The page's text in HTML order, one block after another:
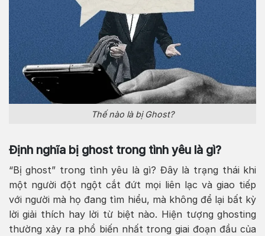
Thế nào là bị Ghost?
Định nghĩa bị ghost trong tình yêu là gì?
“Bị ghost” trong tình yêu là gì? Đây là trạng thái khi
một người đột ngột cắt đứt mọi liên lạc và giao tiếp
với người mà họ đang tìm hiểu, mà không để lại bất kỳ
lời giải thích hay lời từ biệt nào. Hiện tượng ghosting
thường xảy ra phổ biến nhất trong giai đoạn đầu của